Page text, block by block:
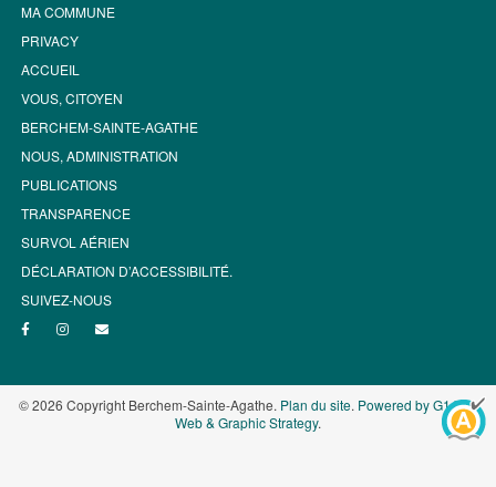
MA COMMUNE
PRIVACY
ACCUEIL
VOUS, CITOYEN
BERCHEM-SAINTE-AGATHE
NOUS, ADMINISTRATION
PUBLICATIONS
TRANSPARENCE
SURVOL AÉRIEN
DÉCLARATION D’ACCESSIBILITÉ.
SUIVEZ-NOUS
© 2026 Copyright Berchem-Sainte-Agathe. Plan du site. Powered by G1.be -
Web & Graphic Strategy.